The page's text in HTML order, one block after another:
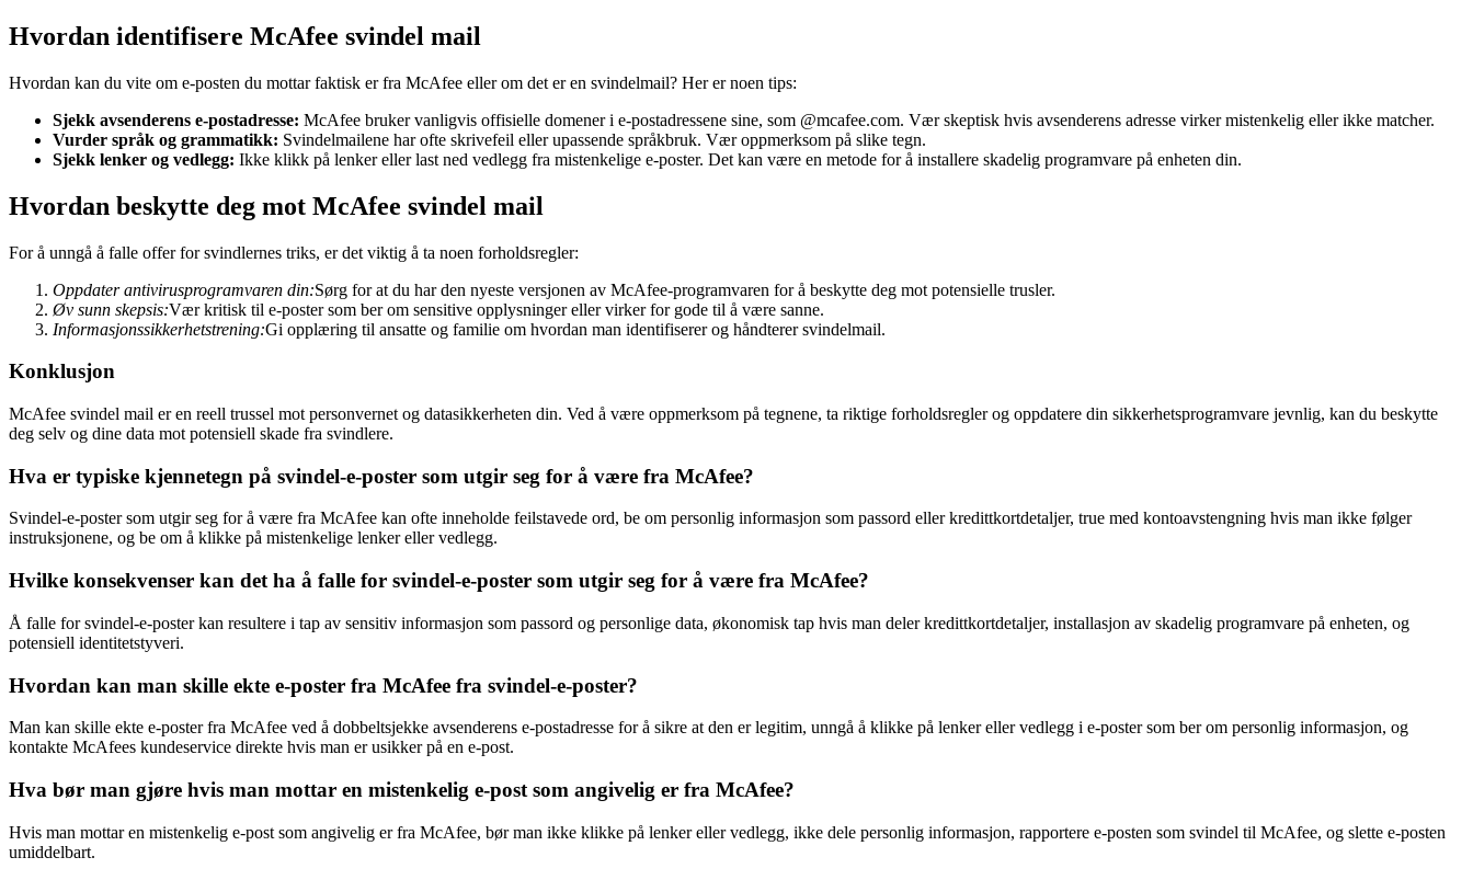
Hvordan identifisere McAfee svindel mail
Hvordan kan du vite om e-posten du mottar faktisk er fra McAfee eller om det er en svindelmail? Her er noen tips:
Sjekk avsenderens e-postadresse: McAfee bruker vanligvis offisielle domener i e-postadressene sine, som @mcafee.com. Vær skeptisk hvis avsenderens adresse virker mistenkelig eller ikke matcher.
Vurder språk og grammatikk: Svindelmailene har ofte skrivefeil eller upassende språkbruk. Vær oppmerksom på slike tegn.
Sjekk lenker og vedlegg: Ikke klikk på lenker eller last ned vedlegg fra mistenkelige e-poster. Det kan være en metode for å installere skadelig programvare på enheten din.
Hvordan beskytte deg mot McAfee svindel mail
For å unngå å falle offer for svindlernes triks, er det viktig å ta noen forholdsregler:
Oppdater antivirusprogramvaren din:Sørg for at du har den nyeste versjonen av McAfee-programvaren for å beskytte deg mot potensielle trusler.
Øv sunn skepsis:Vær kritisk til e-poster som ber om sensitive opplysninger eller virker for gode til å være sanne.
Informasjonssikkerhetstrening:Gi opplæring til ansatte og familie om hvordan man identifiserer og håndterer svindelmail.
Konklusjon
McAfee svindel mail er en reell trussel mot personvernet og datasikkerheten din. Ved å være oppmerksom på tegnene, ta riktige forholdsregler og oppdatere din sikkerhetsprogramvare jevnlig, kan du beskytte
deg selv og dine data mot potensiell skade fra svindlere.
Hva er typiske kjennetegn på svindel-e-poster som utgir seg for å være fra McAfee?
Svindel-e-poster som utgir seg for å være fra McAfee kan ofte inneholde feilstavede ord, be om personlig informasjon som passord eller kredittkortdetaljer, true med kontoavstengning hvis man ikke følger
instruksjonene, og be om å klikke på mistenkelige lenker eller vedlegg.
Hvilke konsekvenser kan det ha å falle for svindel-e-poster som utgir seg for å være fra McAfee?
Å falle for svindel-e-poster kan resultere i tap av sensitiv informasjon som passord og personlige data, økonomisk tap hvis man deler kredittkortdetaljer, installasjon av skadelig programvare på enheten, og
potensiell identitetstyveri.
Hvordan kan man skille ekte e-poster fra McAfee fra svindel-e-poster?
Man kan skille ekte e-poster fra McAfee ved å dobbeltsjekke avsenderens e-postadresse for å sikre at den er legitim, unngå å klikke på lenker eller vedlegg i e-poster som ber om personlig informasjon, og
kontakte McAfees kundeservice direkte hvis man er usikker på en e-post.
Hva bør man gjøre hvis man mottar en mistenkelig e-post som angivelig er fra McAfee?
Hvis man mottar en mistenkelig e-post som angivelig er fra McAfee, bør man ikke klikke på lenker eller vedlegg, ikke dele personlig informasjon, rapportere e-posten som svindel til McAfee, og slette e-posten
umiddelbart.